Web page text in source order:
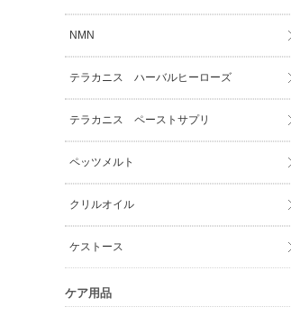
NMN
テラカニス ハーバルヒーローズ
テラカニス ペーストサプリ
ペッツメルト
クリルオイル
ケストース
ケア用品